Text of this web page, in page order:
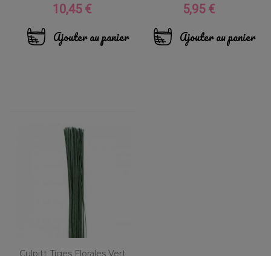
Prix
10,45 €
Ajouter au panier
Prix
5,95 €
Ajouter au panier
Culpitt Tiges Florales Vert